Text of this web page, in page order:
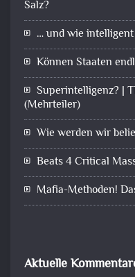
Salz?
… und wie
Können Staaten
Superintelligenz? |
(Mehrteiler)
Wie werden wir
Beats 4 Critical
Mafia-Methoden!
Aktuelle